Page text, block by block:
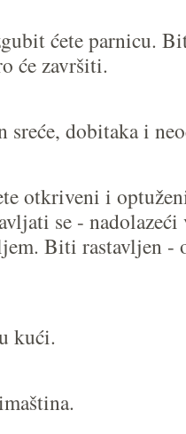
ćete parnicu.
će završiti.
dobitaka i
otkriveni i
se - nadolazeći
Biti rastavljen -
kući.